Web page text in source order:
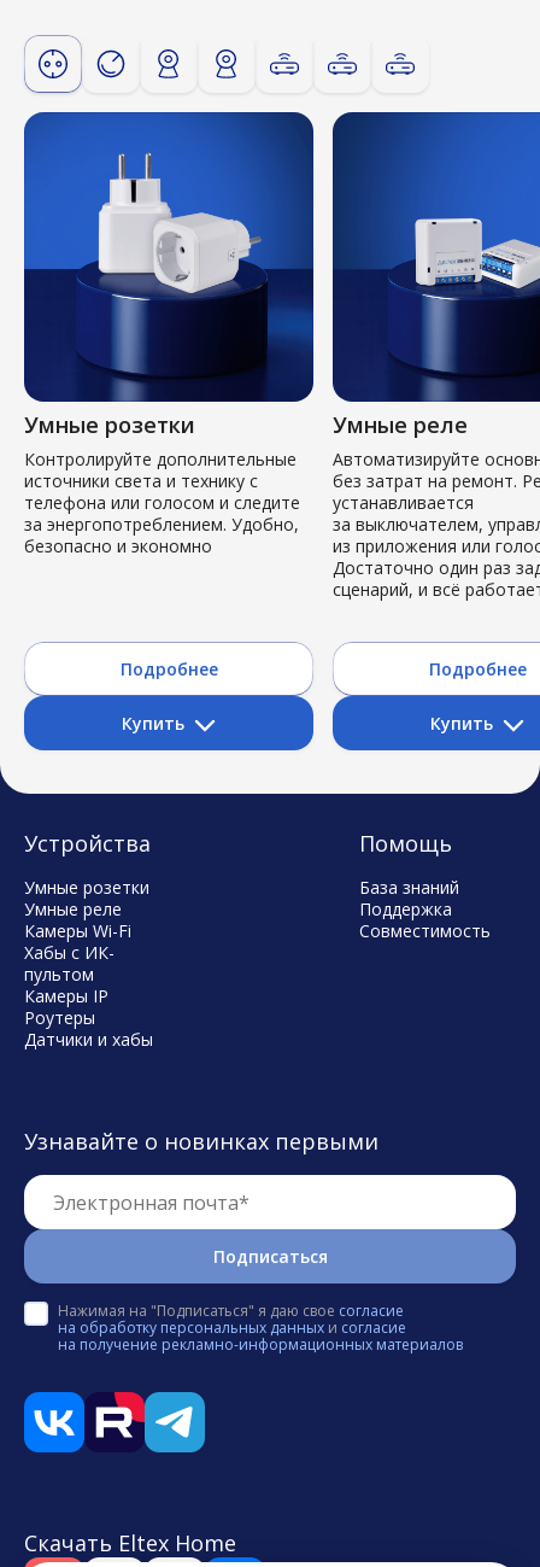
Умные розетки
Контролируйте дополнительные
источники света и технику с
телефона или голосом и следите
за энергопотреблением. Удобно,
безопасно и экономно
Подробнее
Купить
Умные реле
Автоматизируйте
без затрат на ремонт.
устанавливается
за выключателем,
из приложения или
Достаточно один раз
сценарий, и всё
Подробнее
Купить
Узнавайте о новинках первыми
Электронная почта*
Подписаться
Нажимая на "Подписаться" я даю свое согласие
на обработку персональных данных и согласие
на получение рекламно-информационных материалов
Устройства
Умные розетки
Умные реле
Камеры Wi-Fi
Хабы с ИК-
пультом
Камеры IP
Роутеры
Датчики и хабы
Помощь
База знаний
Поддержка
Совместимость
Скачать Eltex Home